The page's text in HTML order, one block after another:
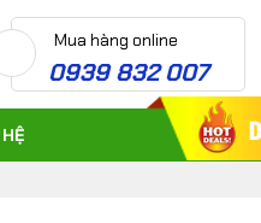
Mua hàng online
0939 832 007